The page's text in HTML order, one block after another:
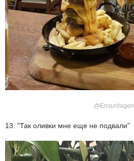
@Ensurdagen
13. "Так оливки мне еще не подвали"